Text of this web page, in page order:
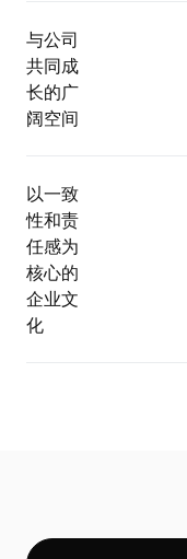
与公司
共同成
长的广
阔空间
以一致
性和责
任感为
核心的
企业文
化